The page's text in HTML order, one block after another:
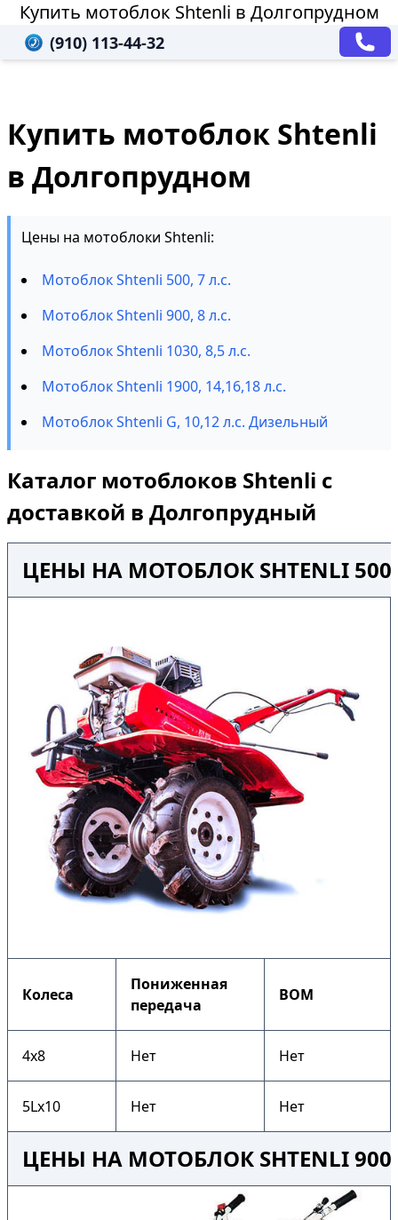
Купить мотоблок Shtenli в Долгопрудном
(910) 113-44-32
Купить мотоблок Shtenli
в Долгопрудном
Цены на мотоблоки Shtenli:
Мотоблок Shtenli 500, 7 л.с.
Мотоблок Shtenli 900, 8 л.с.
Мотоблок Shtenli 1030, 8,5 л.с.
Мотоблок Shtenli 1900, 14,16,18 л.с.
Мотоблок Shtenli G, 10,12 л.с. Дизельный
Каталог мотоблоков Shtenli с
доставкой в Долгопрудный
ЦЕНЫ НА МОТОБЛОК SHTENLI
Колеса
Пониженная
передача
ВОМ
4х8 Нет Нет
5Lх10 Нет Нет
ЦЕНЫ НА МОТОБЛОК SHTENLI